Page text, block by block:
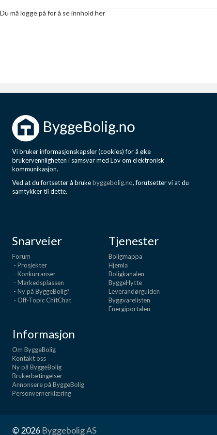
Boligmappa+
Du må logge på for å se innhold her
ByggeBolig.no
Vi bruker informasjonskapsler (cookies) for å øke
brukervennligheten i samsvar med Lov om elektronisk
kommunikasjon.
Ved at du fortsetter å brukebyggebolig.no, forutsetter vi at du
samtykker til dette.
Snarveier
Forum
- Prosjekter
- Konkurranser
- Markedsplassen
- Ny på ByggeBolig?
- Off-Topic ChitChat
Tjenester
Boligmappa
Hjemla
Boligkanalen
ByggeHytte
Leverandørguiden
Byggvarelisten
Energiportalen
Informasjon
Om ByggeBolig
Kontakt oss
Ny på ByggeBolig
Brukerbetingelser
Annonsere på ByggeBolig
Personvernerklæring
© 2026 Byggebolig AS